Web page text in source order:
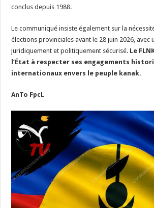
conclus depuis 1988.
Le communiqué insiste également sur la
élections provinciales avant le 28 juin 2026, avec
juridiquement et politiquement sécurisé. Le
l’État à respecter ses engagements
internationaux envers le peuple kanak.
AnTo FpcL